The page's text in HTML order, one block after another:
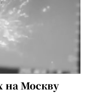
на Москву